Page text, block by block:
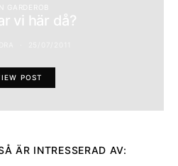
GARDEROB
vi här då?
POST
ÄR INTRESSERAD AV: